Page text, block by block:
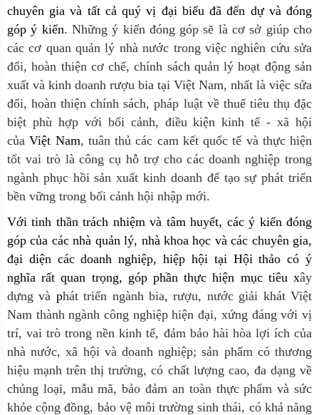
chuyên gia và tất cả quý vị đại biểu đã đến dự và đóng
góp ý kiến. Những ý kiến đóng góp sẽ là cơ sở giúp cho
các cơ quan quản lý nhà nước trong việc nghiên cứu sửa
đổi, hoàn thiện cơ chế, chính sách quản lý hoạt động sản
xuất và kinh doanh rượu bia tại Việt Nam, nhất là việc sửa
đổi, hoàn thiện chính sách, pháp luật về thuế tiêu thụ đặc
biệt phù hợp với bối cảnh, điều kiện kinh tế - xã hội
củaViệt Nam, tuân thủ các cam kết quốc tế và thực hiện
tốt vai trò là công cụ hỗ trợ cho các doanh nghiệp trong
ngành phục hồi sản xuất kinh doanh để tạo sự phát triển
bền vững trong bối cảnh hội nhập mới.
Với tinh thần trách nhiệm và tâm huyết, các ý kiến đóng
góp của các nhà quản lý, nhà khoa học và các chuyên gia,
đại diện các doanh nghiệp, hiệp hộitại Hội thảo có ý
nghĩa rất quan trọng, góp phần thực hiện mục tiêu xây
dựng và phát triển ngành bia, rượu, nước giải khát Việt
Nam thành ngành công nghiệp hiện đại, xứng đáng với vị
trí, vai trò trong nền kinh tế, đảm bảo hài hòa lợi ích của
nhà nước, xã hội và doanh nghiệp; sản phẩm có thương
hiệu mạnh trên thị trường, có chất lượng cao, đa dạng về
chủng loại, mẫu mã, bảo đảm an toàn thực phẩm và sức
khỏe cộng đồng, bảo vệ môi trường sinh thái, có khả năng